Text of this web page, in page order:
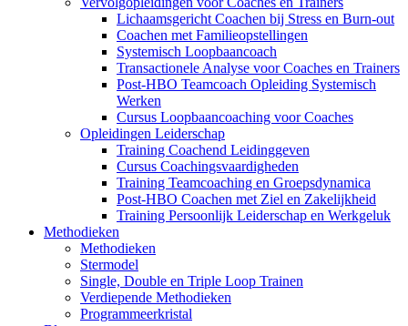
Lichaamsgericht Coachen bij Stress en Burn-out
Coachen met Familieopstellingen
Systemisch Loopbaancoach
Transactionele Analyse voor Coaches en Trainers
Post-HBO Teamcoach Opleiding Systemisch
Werken
Cursus Loopbaancoaching voor Coaches
Opleidingen Leiderschap
Training Coachend Leidinggeven
Cursus Coachingsvaardigheden
Training Teamcoaching en Groepsdynamica
Post-HBO Coachen met Ziel en Zakelijkheid
Training Persoonlijk Leiderschap en Werkgeluk
Methodieken
Methodieken
Stermodel
Single, Double en Triple Loop Trainen
Verdiepende Methodieken
Programmeerkristal